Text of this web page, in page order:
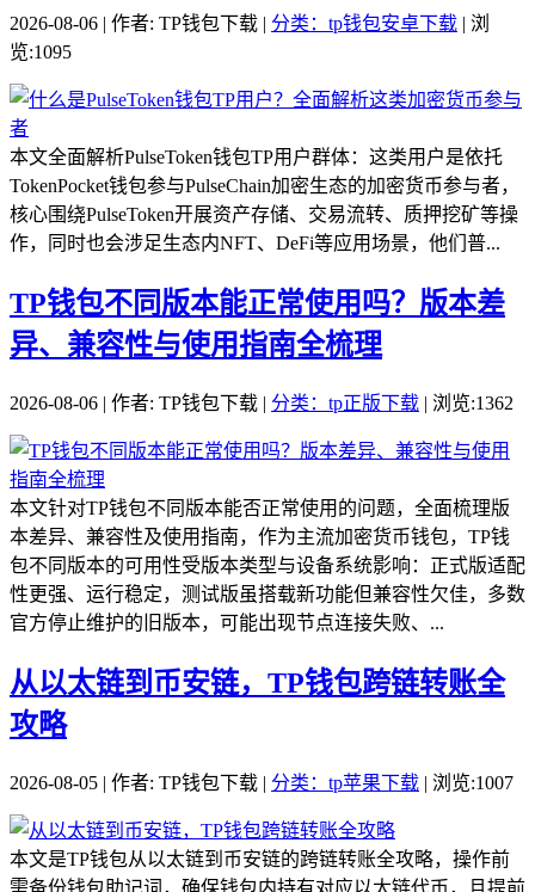
2026-08-06 | 作者: TP钱包下载 | 分类：tp钱包安卓下载 | 浏
览:1095
本文全面解析PulseToken钱包TP用户群体：这类用户是依托
TokenPocket钱包参与PulseChain加密生态的加密货币参与者，
核心围绕PulseToken开展资产存储、交易流转、质押挖矿等操
作，同时也会涉足生态内NFT、DeFi等应用场景，他们普...
TP钱包不同版本能正常使用吗？版本差
异、兼容性与使用指南全梳理
2026-08-06 | 作者: TP钱包下载 | 分类：tp正版下载 | 浏览:1362
本文针对TP钱包不同版本能否正常使用的问题，全面梳理版
本差异、兼容性及使用指南，作为主流加密货币钱包，TP钱
包不同版本的可用性受版本类型与设备系统影响：正式版适配
性更强、运行稳定，测试版虽搭载新功能但兼容性欠佳，多数
官方停止维护的旧版本，可能出现节点连接失败、...
从以太链到币安链，TP钱包跨链转账全
攻略
2026-08-05 | 作者: TP钱包下载 | 分类：tp苹果下载 | 浏览:1007
本文是TP钱包从以太链到币安链的跨链转账全攻略，操作前
需备份钱包助记词，确保钱包内持有对应以太链代币，且提前